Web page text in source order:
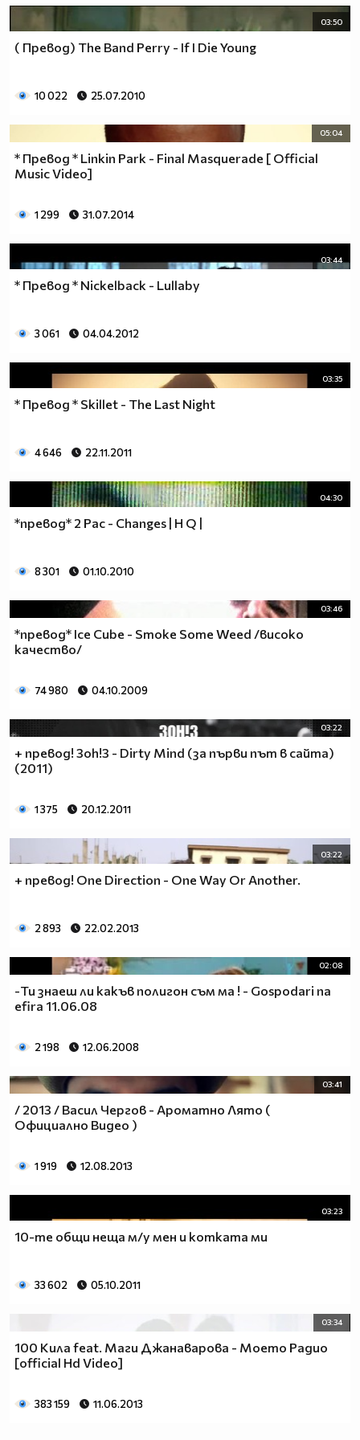
26.Колона, която тежи много - ТОНКОЛОНА
27.Човек, който пази робите да не избягат - ГАРДЕРОБ
28.Превозвач на птици - КОКОШКАР
30.Човек, който се напива на работа - РАБОТОХОЛИК
03:50
( Превод) The Band Perry - If I Die Young
10 022 25.07.2010
05:04
* Превод * Linkin Park - Final Masquerade [ Official
Music Video]
1 299 31.07.2014
03:44
* Превод * Nickelback - Lullaby
3 061 04.04.2012
03:35
* Превод * Skillet - The Last Night
4 646 22.11.2011
04:30
*превод* 2 Pac - Changes | H Q |
8 301 01.10.2010
03:46
*превод* Ice Cube - Smoke Some Weed /високо
качество/
74 980 04.10.2009
03:22
+ превод! 3oh!3 - Dirty Mind (за първи път в сайта)
(2011)
1 375 20.12.2011
03:22
+ превод! One Direction - One Way Or Another.
2 893 22.02.2013
02:08
-Ти знаеш ли какъв полигон съм ма ! - Gospodari na
efira 11.06.08
2 198 12.06.2008
03:41
/ 2013 / Васил Чергов - Ароматно Лято (
Официално Видео )
1 919 12.08.2013
03:23
10-те общи неща м/у мен и котката ми
33 602 05.10.2011
03:34
100 Кила feat. Маги Джанаварова - Моето Радио
[official Hd Video]
383 159 11.06.2013